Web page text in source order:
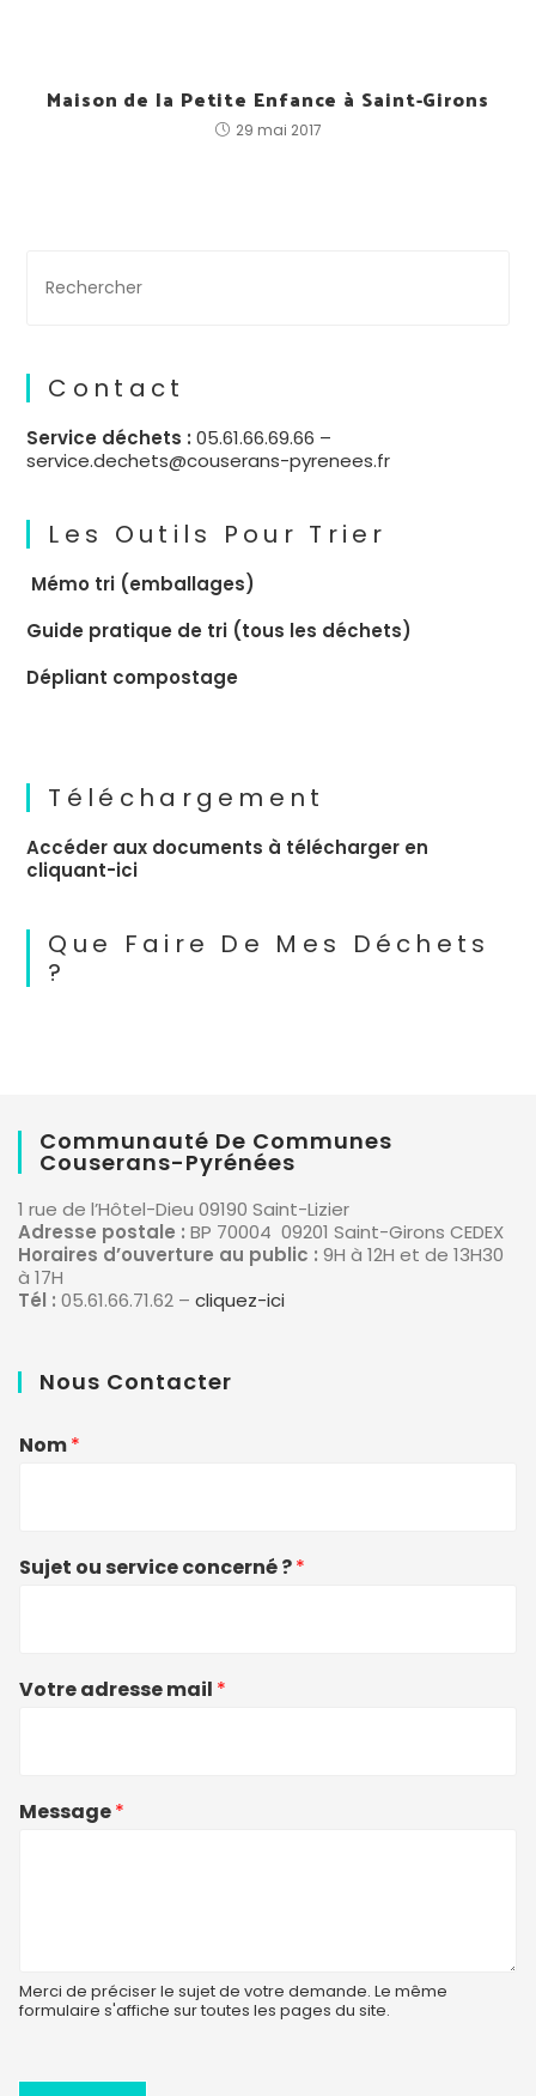
Maison de la Petite Enfance à Saint-Girons
29 mai 2017
Contact
Service déchets : 05.61.66.69.66 –
service.dechets@couserans-pyrenees.fr
Les Outils Pour Trier
Mémo tri (emballages)
Guide pratique de tri (tous les déchets)
Dépliant compostage
Téléchargement
Accéder aux documents à télécharger en
cliquant-ici
Que Faire De Mes Déchets
?
Communauté De Communes
Couserans-Pyrénées
1 rue de l’Hôtel-Dieu 09190 Saint-Lizier
Adresse postale : BP 70004 09201 Saint-Girons CEDEX
Horaires d’ouverture au public : 9H à 12H et de 13H30
à 17H
Tél : 05.61.66.71.62 – cliquez-ici
Nous Contacter
Nom*
Sujet ou service concerné ?*
Votre adresse mail *
Message*
Merci de préciser le sujet de votre demande. Le même
formulaire s'affiche sur toutes les pages du site.